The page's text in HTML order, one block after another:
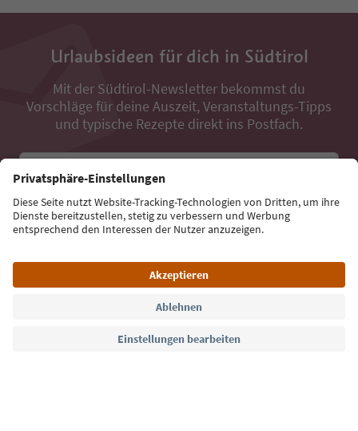
Urlaubsideen für dich in Südtirol
Mit der Südtirol-Newsletter bekommst du
Vorschläge für deine Auszeit, Veranstaltungs-Tipps
und typische Rezepte direkt ins Postfach.
E-Mail Adresse
Jetzt anmelden